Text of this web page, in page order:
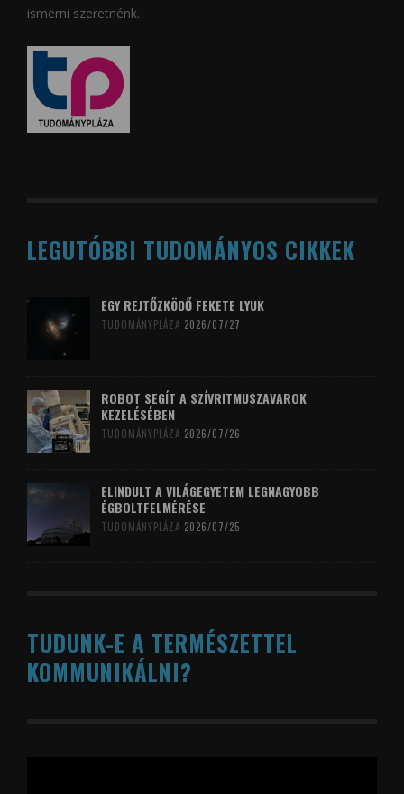
ismerni szeretnénk.
LEGUTÓBBI TUDOMÁNYOS CIKKEK
EGY REJTŐZKÖDŐ FEKETE LYUK
TUDOMÁNYPLÁZA 2026/07/27
ROBOT SEGÍT A SZÍVRITMUSZAVAROK
KEZELÉSÉBEN
TUDOMÁNYPLÁZA 2026/07/26
ELINDULT A VILÁGEGYETEM LEGNAGYOBB
ÉGBOLTFELMÉRÉSE
TUDOMÁNYPLÁZA 2026/07/25
TUDUNK-E A TERMÉSZETTEL
KOMMUNIKÁLNI?